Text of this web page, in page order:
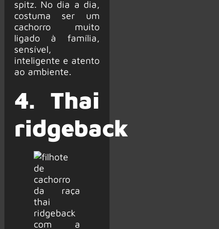
spitz. No dia a dia,
costuma ser um
cachorro muito
ligado à família,
sensível,
inteligente e atento
ao ambiente.
4. Thai
ridgeback